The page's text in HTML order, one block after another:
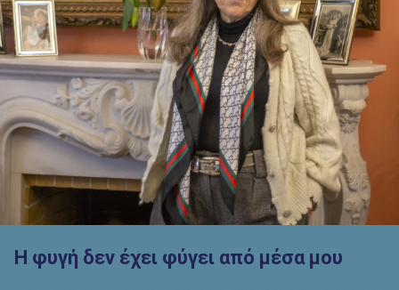
H φυγή δεν έχει φύγει από μέσα μου